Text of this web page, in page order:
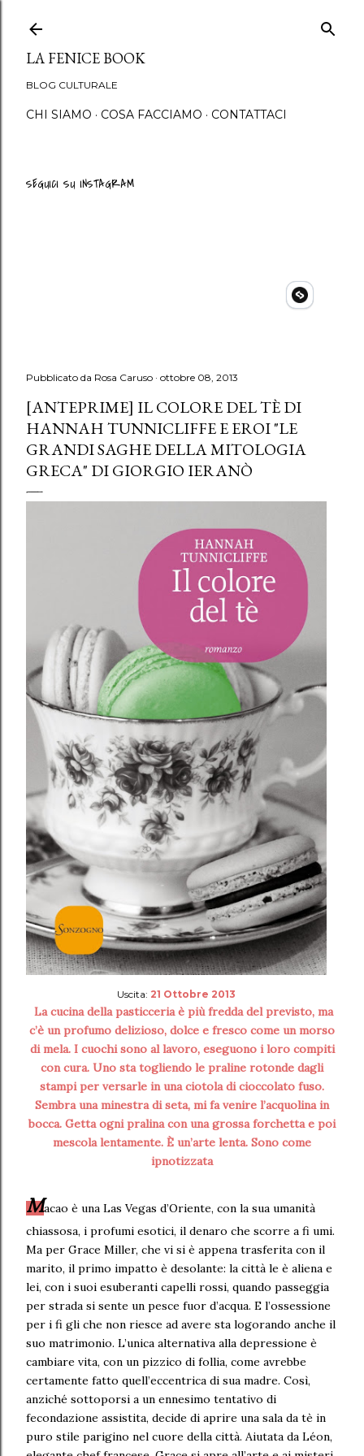
LA FENICE BOOK
BLOG CULTURALE
CHI SIAMO COSA FACCIAMO CONTATTACI
SEGUICI SU INSTAGRAM
Pubblicato da Rosa Caruso ottobre 08, 2013
[ANTEPRIME] IL COLORE DEL TÈ DI
HANNAH TUNNICLIFFE E EROI "LE
GRANDI SAGHE DELLA MITOLOGIA
GRECA" DI GIORGIO IERANÒ
Uscita: 21 Ottobre 2013
La cucina della pasticceria è più fredda del previsto, ma
c’è un profumo delizioso, dolce e fresco come un morso
di mela. I cuochi sono al lavoro, eseguono i loro compiti
con cura. Uno sta togliendo le praline rotonde dagli
stampi per versarle in una ciotola di cioccolato fuso.
Sembra una minestra di seta, mi fa venire l’acquolina in
bocca. Getta ogni pralina con una grossa forchetta e poi
mescola lentamente. È un’arte lenta. Sono come
ipnotizzata
Macao è una Las Vegas d’Oriente, con la sua umanità
chiassosa, i profumi esotici, il denaro che scorre a fi umi.
Ma per Grace Miller, che vi si è appena trasferita con il
marito, il primo impatto è desolante: la città le è aliena e
lei, con i suoi esuberanti capelli rossi, quando passeggia
per strada si sente un pesce fuor d’acqua. E l’ossessione
per i fi gli che non riesce ad avere sta logorando anche il
suo matrimonio. L’unica alternativa alla depressione è
cambiare vita, con un pizzico di follia, come avrebbe
certamente fatto quell’eccentrica di sua madre. Così,
anziché sottoporsi a un ennesimo tentativo di
fecondazione assistita, decide di aprire una sala da tè in
puro stile parigino nel cuore della città. Aiutata da Léon,